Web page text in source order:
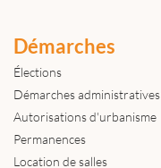
Démarches
Élections
Démarches administratives
Autorisations d'urbanisme
Permanences
Location de salles